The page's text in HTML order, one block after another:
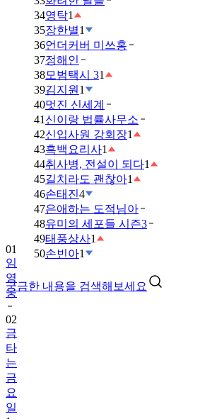
34영탁1
35장한별1
36언더커버 미쓰홍
37정해인
38모범택시 31
39김지원 1
40멋진 신세계
41 신이랑 법률사무소
42신입사원 강회장1
43흑백요리사1
44취사병, 전설이 되다1
45길치라도 괜찮아1
46손태진4
47은애하는 도적님아
48유미의 세포들 시즌3
49태풍상사1
50손빈아1
궁금한 내용을 검색해보세요
01
임
영
웅
02
금
타
는
금
요
일